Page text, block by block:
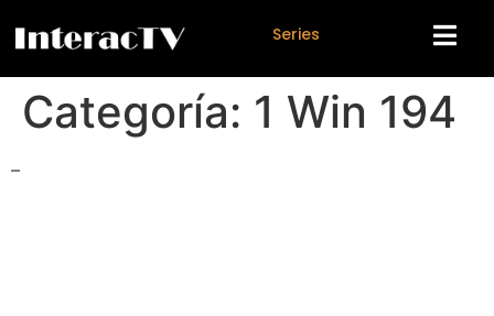
Series
Categoría: 1 Win 194
–